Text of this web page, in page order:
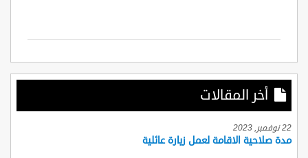
أخر المقالات
22 نوفمبر, 2023
مدة صلاحية الاقامة لعمل زيارة عائلية